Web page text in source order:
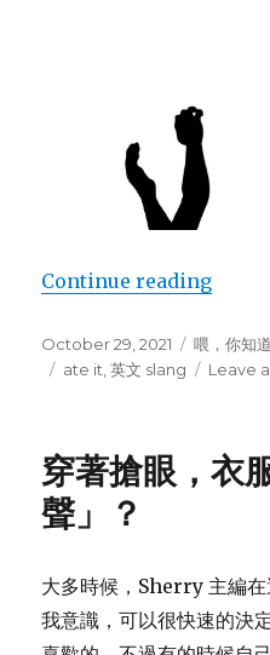
Continue reading
Posted
on
October 29, 2021 喂，你知
Tags
ate it ,英文 slang Leave
穿著搶眼，衣
聲」？
大多時候，Sherry 主編
我意識，可以很快速的決